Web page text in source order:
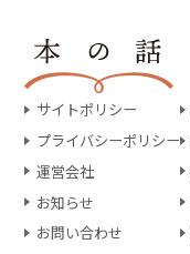
サイトポリシー
プライバシーポリシー
運営会社
お知らせ
お問い合わせ